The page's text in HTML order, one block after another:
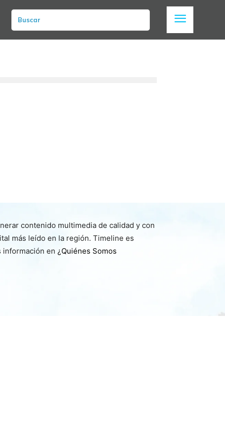
Buscar
contenido multimedia de calidad y con
más leído en la región. Timeline es
información en ¿Quiénes Somos